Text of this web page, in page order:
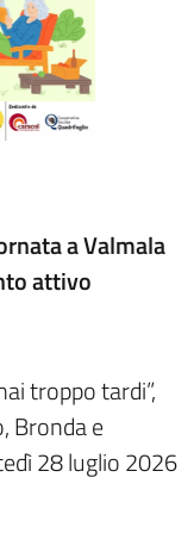
a Valmala
attivo
troppo tardi”,
Bronda e
28 luglio 2026